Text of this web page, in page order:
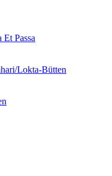
Passa
Lokta-Bütten